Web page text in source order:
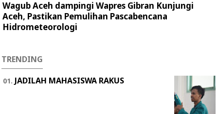
Wagub Aceh dampingi Wapres Gibran Kunjungi
Aceh, Pastikan Pemulihan Pascabencana
Hidrometeorologi
TRENDING
JADILAH MAHASISWA RAKUS